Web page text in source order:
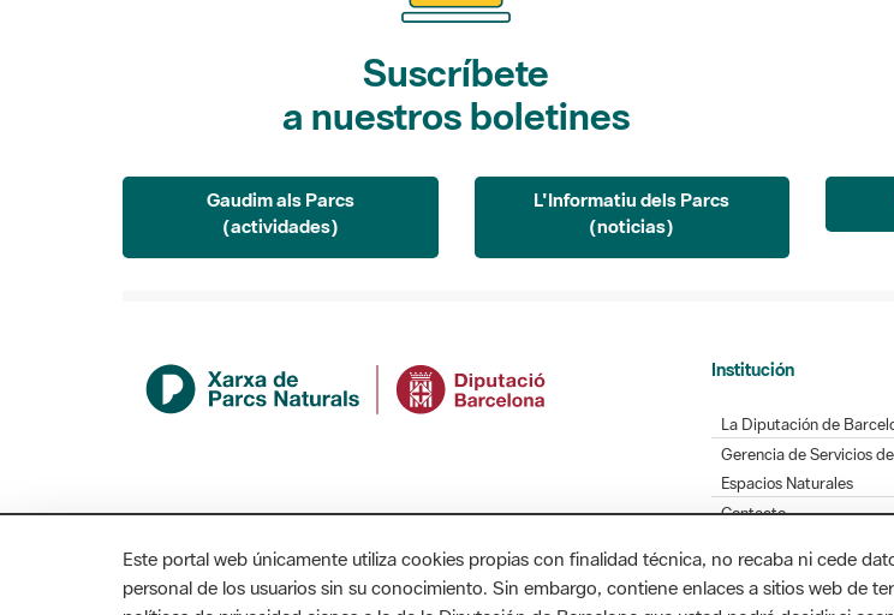
Suscríbete
a nuestros boletines
Gaudim als Parcs
(actividades)
L'Informatiu dels Parcs
(noticias)
Institución
La Diputación de
Gerencia de Servicios de
Espacios Naturales
Contacto
Este portal web únicamente utiliza cookies propias con finalidad técnica, no recaba ni cede
personal de los usuarios sin su conocimiento. Sin embargo, contiene enlaces a sitios web de